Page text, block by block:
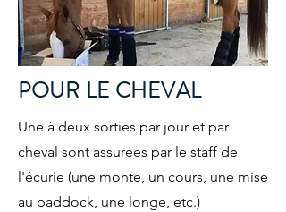
POUR LE CHEVAL
Une à deux sorties par jour et par
cheval sont assurées par le staff de
l'écurie (une monte, un cours, une mise
au paddock, une longe, etc.)